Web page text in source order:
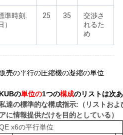
準時刻.
25 35
交渉さ
れるた
め
売の平行の圧縮機の凝縮の単位
の単位の1つの構成のリストは次
達の標準的な構成指示:（リストお
に情報提供だけを目的としている）
x6の平行単位